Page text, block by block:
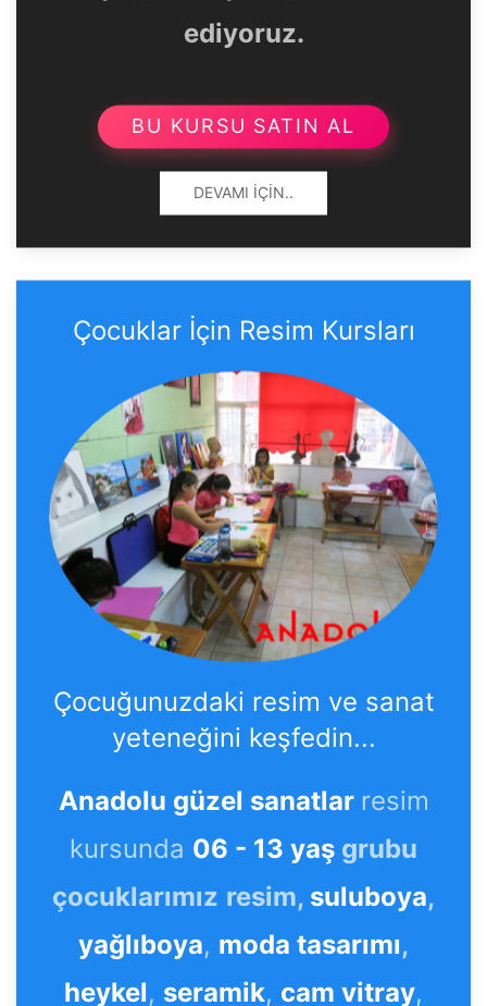
ediyoruz.
BU KURSU SATIN AL
DEVAMI İÇIN..
Çocuklar İçin Resim Kursları
Çocuğunuzdaki resim ve sanat
yeteneğini keşfedin...
Anadolu güzel sanatlar resim
kursunda 06 - 13 yaş grubu
çocuklarımız resim, suluboya,
yağlıboya, moda tasarımı,
heykel, seramik, cam vitray,